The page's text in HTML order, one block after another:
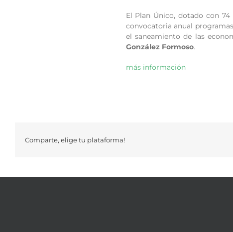
El Plan Único, dotado con
convocatoria anual
el saneamiento de las
González Formoso.
más información
Comparte, elige tu plataforma!